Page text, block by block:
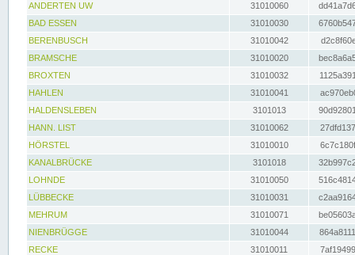
ANDERTEN UW
31010060
BAD ESSEN
31010030
BERENBUSCH
31010042
BRAMSCHE
31010020
BROXTEN
31010032
HAHLEN
31010041
HALDENSLEBEN
3101013
HANN. LIST
31010062
HÖRSTEL
31010010
KANALBRÜCKE
3101018
LOHNDE
31010050
LÜBBECKE
31010031
MEHRUM
31010071
NIENBRÜGGE
31010044
RECKE
31010011